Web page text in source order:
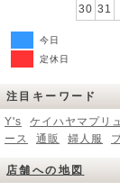
30 31
今日
定休日
注目キーワード
Y's
ケイハヤマプリ
ース
通販 婦人服
店舗への地図